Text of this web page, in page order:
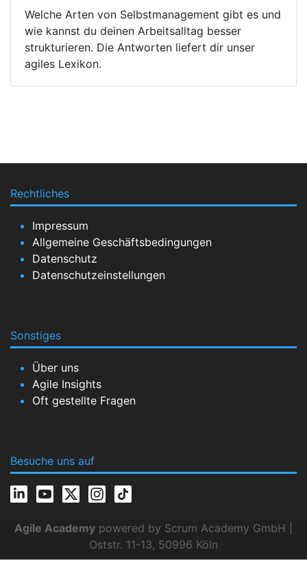
Welche Arten von Selbstmanagement gibt es und
wie kannst du deinen Arbeitsalltag besser
strukturieren. Die Antworten liefert dir unser
agiles Lexikon.
Rechtliches
Impressum
Allgemeine Geschäftsbedingungen
Datenschutz
Datenschutzeinstellungen
Sonstiges
Über uns
Agile Insights
Oft gestellte Fragen
Besuche uns auf
Agile Academy powered by Scrum Academy GmbH |
Oststr. 11-13, 50996 Köln